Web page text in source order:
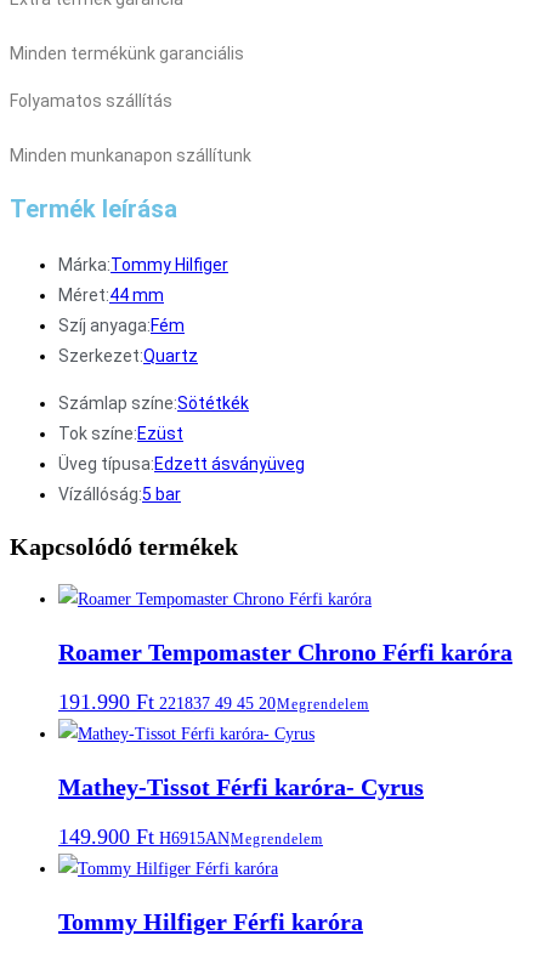
Minden termékünk garanciális
Folyamatos szállítás
Minden munkanapon szállítunk
Termék leírása
Márka:Tommy Hilfiger
Méret:44 mm
Szíj anyaga:Fém
Szerkezet:Quartz
Számlap színe:Sötétkék
Tok színe:Ezüst
Üveg típusa:Edzett ásványüveg
Vízállóság:5 bar
Kapcsolódó termékek
Roamer Tempomaster Chrono Férfi karóra
191.990 Ft 221837 49 45 20Megrendelem
Mathey-Tissot Férfi karóra- Cyrus
149.900 Ft H6915ANMegrendelem
Tommy Hilfiger Férfi karóra